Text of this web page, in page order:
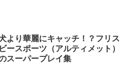
より華麗にキャッチ！？フリス
ビースポーツ（アルティメット）
スーパープレイ集